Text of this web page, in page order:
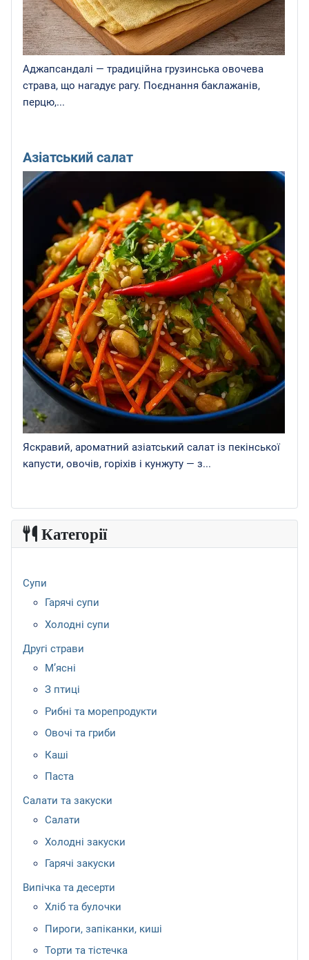
Аджапсандалі — традиційна грузинська овочева
страва, що нагадує рагу. Поєднання баклажанів,
перцю,...
Азіатський салат
Яскравий, ароматний азіатський салат із пекінської
капусти, овочів, горіхів і кунжуту — з...
Категорії
Супи
Гарячі супи
Холодні супи
Другі страви
М’ясні
З птиці
Рибні та морепродукти
Овочі та гриби
Каші
Паста
Салати та закуски
Салати
Холодні закуски
Гарячі закуски
Випічка та десерти
Хліб та булочки
Пироги, запіканки, киші
Торти та тістечка